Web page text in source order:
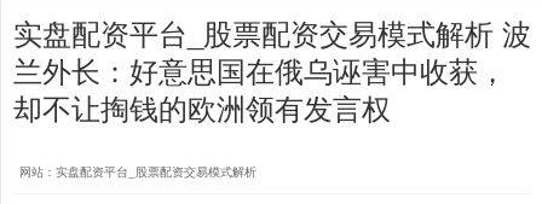
实盘配资平台_股票配资交易模式解析 波
兰外长：好意思国在俄乌诬害中收获，
却不让掏钱的欧洲领有发言权
网站：实盘配资平台_股票配资交易模式解析